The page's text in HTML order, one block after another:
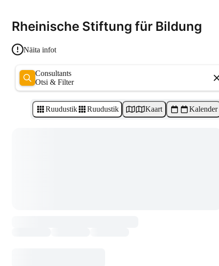
Rheinische Stiftung für Bildung
Näita infot
Consultants
Otsi & Filter
Ruudustik Ruudustik Kaart Kalender